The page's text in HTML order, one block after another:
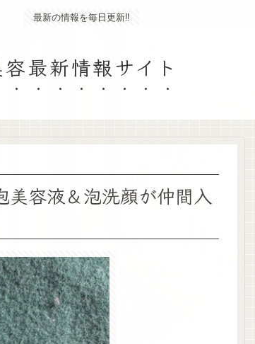
最新の情報を毎日更新‼
容最新情報サイト
美容液＆泡洗顔が仲間入